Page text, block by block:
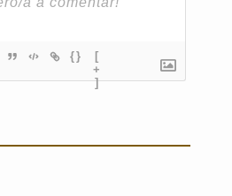
{}
[
+
]